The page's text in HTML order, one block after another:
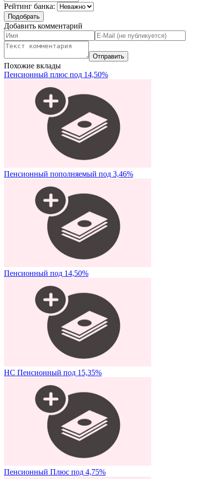
Рейтинг банка:
Добавить комментарий
Похожие вклады
Пенсионный плюс под 14,50%
Пенсионный пополняемый под 3,46%
Пенсионный под 14,50%
НС Пенсионный под 15,35%
Пенсионный Плюс под 4,75%